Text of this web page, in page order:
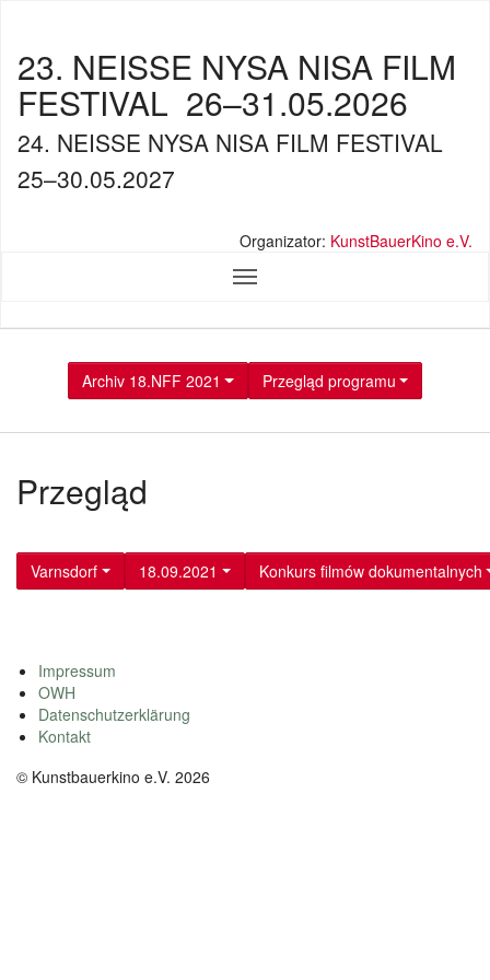
23. NEISSE NYSA NISA FILM
FESTIVAL 26–31.05.2026
24. NEISSE NYSA NISA FILM FESTIVAL
25–30.05.2027
Organizator: KunstBauerKino e.V.
Archiv 18.NFF 2021 Przegląd programu
Przegląd
Varnsdorf 18.09.2021 Konkurs filmów dokumentalnych
Impressum
OWH
Datenschutzerklärung
Kontakt
© Kunstbauerkino e.V. 2026